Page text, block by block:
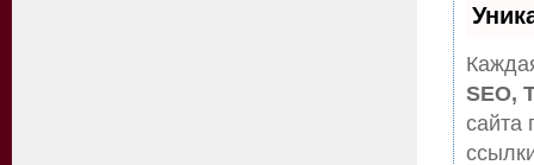
SEO,
сайта